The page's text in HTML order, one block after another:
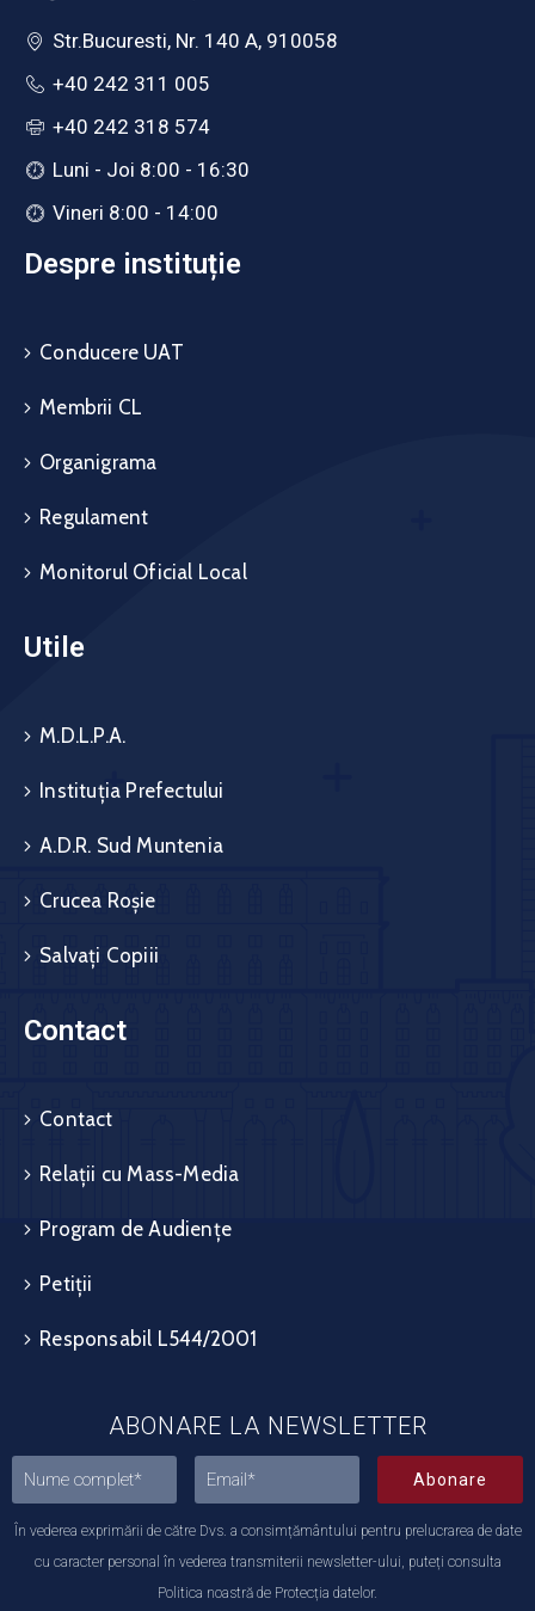
Str.Bucuresti, Nr. 140 A, 910058
+40 242 311 005
+40 242 318 574
Luni - Joi 8:00 - 16:30
Vineri 8:00 - 14:00
Despre instituție
Conducere UAT
Membrii CL
Organigrama
Regulament
Monitorul Oficial Local
Utile
M.D.L.P.A.
Instituția Prefectului
A.D.R. Sud Muntenia
Crucea Roșie
Salvați Copiii
Contact
Contact
Relații cu Mass-Media
Program de Audiențe
Petiții
Responsabil L544/2001
ABONARE LA NEWSLETTER
Abonare
În vederea exprimării de către Dvs. a consimțământului pentru prelucrarea de date
cu caracter personal în vederea transmiterii newsletter-ului, puteți consulta
Politica noastră de Protecția datelor.